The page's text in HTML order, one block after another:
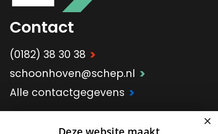
Contact
(0182) 38 30 38 >
schoonhoven@schep.nl >
Alle contactgegevens >
Onderdeel vanSchep Groep
×